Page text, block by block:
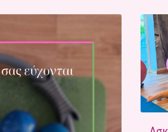
Ένας χώρος ευεξίας στην καρδιά του Νέου
Ένα μεγάλο και όμορφο γυμναστήριο κοντά